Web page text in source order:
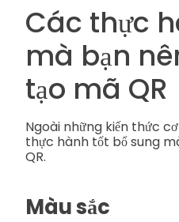
Các thực
mà bạn
tạo mã QR
Ngoài những kiến thức
thực hành tốt bổ sung
QR.
Màu sắc